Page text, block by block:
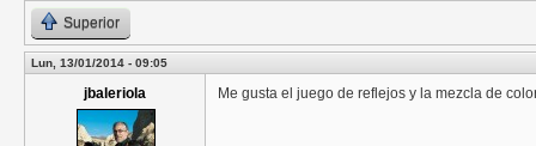
Superior
Lun, 13/01/2014 - 09:05
jbaleriola Me gusta el juego de reflejos y la mezcla de